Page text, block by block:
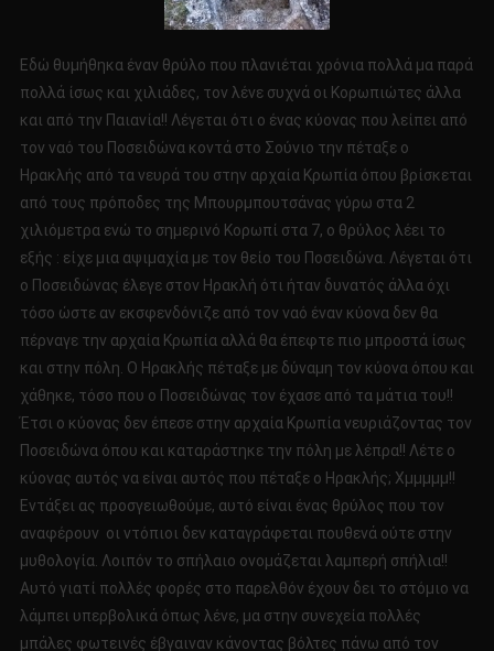
Εδώ θυμήθηκα έναν θρύλο που πλανιέται χρόνια πολλά μα παρά
πολλά ίσως και χιλιάδες, τον λένε συχνά οι Κορωπιώτες άλλα
και από την Παιανία!! Λέγεται ότι ο ένας κύονας που λείπει από
τον ναό του Ποσειδώνα κοντά στο Σούνιο την πέταξε ο
Ηρακλής από τα νευρά του στην αρχαία Κρωπία όπου βρίσκεται
από τους πρόποδες της Μπουρμπουτσάνας γύρω στα 2
χιλιόμετρα ενώ το σημερινό Κορωπί στα 7, ο θρύλος λέει το
εξής : είχε μια αψιμαχία με τον θείο του Ποσειδώνα. Λέγεται ότι
ο Ποσειδώνας έλεγε στον Ηρακλή ότι ήταν δυνατός άλλα όχι
τόσο ώστε αν εκσφενδόνιζε από τον ναό έναν κύονα δεν θα
πέρναγε την αρχαία Κρωπία αλλά θα έπεφτε πιο μπροστά ίσως
και στην πόλη. Ο Ηρακλής πέταξε με δύναμη τον κύονα όπου και
χάθηκε, τόσο που ο Ποσειδώνας τον έχασε από τα μάτια του!!
Έτσι ο κύονας δεν έπεσε στην αρχαία Κρωπία νευριάζοντας τον
Ποσειδώνα όπου και καταράστηκε την πόλη με λέπρα!! Λέτε ο
κύονας αυτός να είναι αυτός που πέταξε ο Ηρακλής; Χμμμμμ!!
Εντάξει ας προσγειωθούμε, αυτό είναι ένας θρύλος που τον
αναφέρουν οι ντόπιοι δεν καταγράφεται πουθενά ούτε στην
μυθολογία. Λοιπόν το σπήλαιο ονομάζεται λαμπερή σπήλια!!
Αυτό γιατί πολλές φορές στο παρελθόν έχουν δει το στόμιο να
λάμπει υπερβολικά όπως λένε, μα στην συνεχεία πολλές
μπάλες φωτεινές έβγαιναν κάνοντας βόλτες πάνω από τον